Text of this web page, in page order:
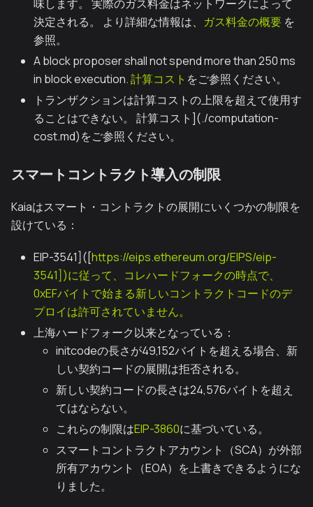
味します。 実際のガス料金はネットワークによって
決定される。 より詳細な情報は、 ガス料金の概要 を
参照。
A block proposer shall not spend more than 250 ms
in block execution.計算コスト をご参照ください。
トランザクションは計算コストの上限を超えて使用す
ることはできない。 計算コスト](./computation-
cost.md)をご参照ください。
スマートコントラクト導入の制限
Kaiaはスマート・コントラクトの展開にいくつかの制限を
設けている：
EIP-3541]([https://eips.ethereum.org/EIPS/eip-
3541])に従って、コレハードフォークの時点で、
0xEFバイトで始まる新しいコントラクトコードのデ
プロイは許可されていません。
上海ハードフォーク以来となっている：
initcodeの長さが49,152バイトを超える場合、新
しい契約コードの展開は拒否される。
新しい契約コードの長さは24,576バイトを超え
てはならない。
これらの制限はEIP-3860に基づいている。
スマートコントラクトアカウント（SCA）が外部
所有アカウント（EOA）を上書きできるようにな
りました。